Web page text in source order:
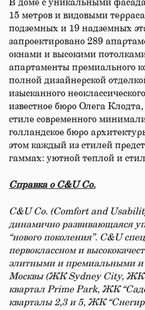
В доме с уникальными
15 метров и видовыми
подземных и 19 надземных
запроектировано 289
окнами и высокими
апартаменты премиального
полной дизайнерской
изысканного
известное бюро Олега
стиле современного
голландское бюро
этом каждый из стилей
гаммах: уютной теплой и
Справка о C&UCo.
C&U Co. (Comfort and
динамично развивающаяся
“нового поколения”. C&U
первоклассном и
элитными и премиальными
Москвы (ЖК ​​Sydney City, ЖК
квартал Prime Park, ЖК
кварталы 2,3 и 5, ЖК